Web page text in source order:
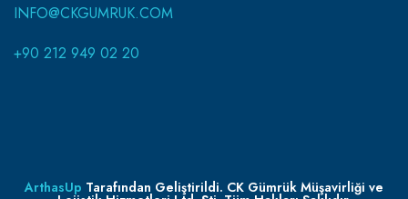
INFO@CKGUMRUK.COM
+90 212 949 02 20
ArthasUp Tarafından Geliştirildi. CK Gümrük Müşavirliği ve